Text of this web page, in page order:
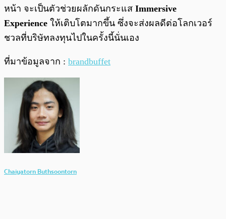
หน้า จะเป็นตัวช่วยผลักดันกระแส Immersive
Experience ให้เติบโตมากขึ้น ซึ่งจะส่งผลดีต่อโลกเวอร์
ชวลที่บริษัทลงทุนไปในครั้งนี้นั่นเอง
ที่มาข้อมูลจาก : brandbuffet
Chaiyatorn Buthsoontorn